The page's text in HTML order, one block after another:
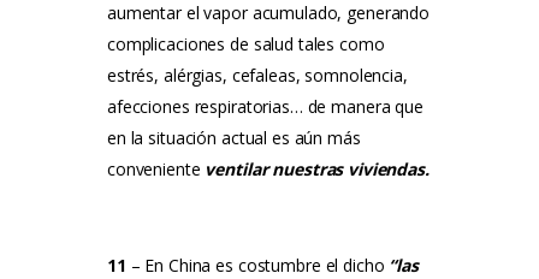
aumentar el vapor acumulado, generando
complicaciones de salud tales como
estrés, alérgias, cefaleas, somnolencia,
afecciones respiratorias… de manera que
en la situación actual es aún más
conveniente ventilar nuestras viviendas.
11 – En China es costumbre el dicho “las